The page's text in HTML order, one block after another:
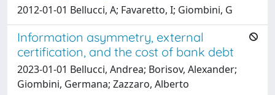
2012-01-01 Bellucci, A; Favaretto, I; Giombini, G
Information asymmetry, external
certification, and the cost of bank debt
2023-01-01 Bellucci, Andrea; Borisov, Alexander;
Giombini, Germana; Zazzaro, Alberto